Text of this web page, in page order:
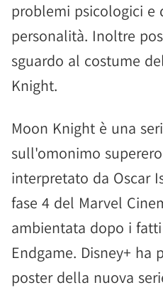
problemi psicologici e
personalità. Inoltre
sguardo al costume
Knight.
Moon Knight è una
sull'omonimo
interpretato da Oscar
fase 4 del Marvel
ambientata dopo i
Endgame. Disney+ ha
poster della nuova